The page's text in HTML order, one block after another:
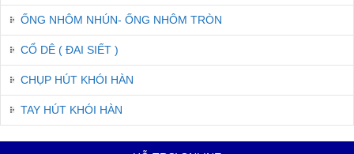
ỐNG NHÔM NHÚN- ỐNG NHÔM TRÒN
CỔ DÊ ( ĐAI SIẾT )
CHỤP HÚT KHÓI HÀN
TAY HÚT KHÓI HÀN